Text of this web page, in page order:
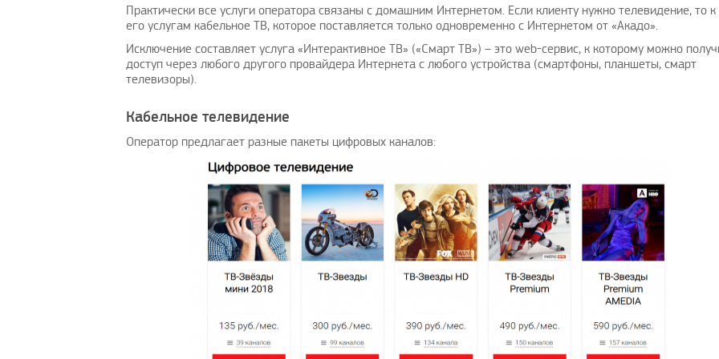
Практически все услуги оператора связаны с домашним Интернетом. Если клиенту нужно телевидение, то к
его услугам кабельное ТВ, которое поставляется только одновременно с Интернетом от «Акадо».
Исключение составляет услуга «Интерактивное ТВ» («Смарт ТВ») – это web-сервис, к которому можно
доступ через любого другого провайдера Интернета с любого устройства (смартфоны, планшеты, смарт
телевизоры).
Кабельное телевидение
Оператор предлагает разные пакеты цифровых каналов: